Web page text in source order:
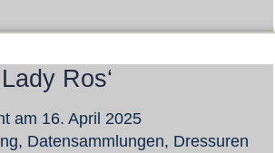
Ros‘
am 16. April 2025
, Datensammlungen, Dressuren